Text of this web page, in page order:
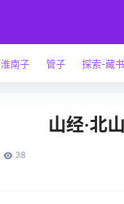
淮南子 管子 探索-藏
山经·北
38